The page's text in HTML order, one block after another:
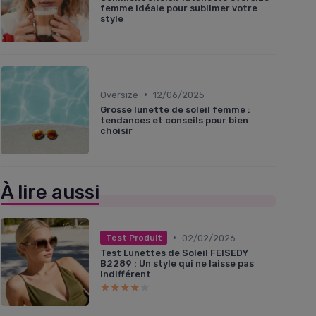
femme idéale pour sublimer votre
style
Oversize • 12/06/2025
Grosse lunette de soleil femme :
tendances et conseils pour bien
choisir
À lire aussi
Test Produit •
02/02/2026
Test Lunettes de Soleil FEISEDY
B2289 : Un style qui ne laisse pas
indifférent
★★★★★
★★★★★